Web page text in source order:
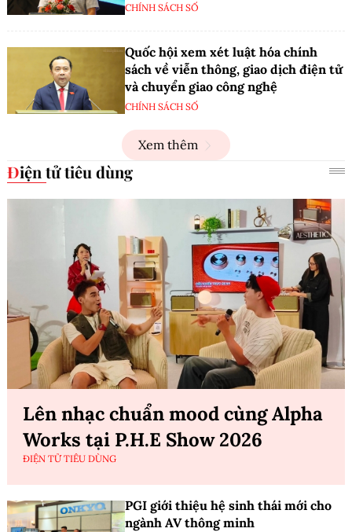
CHÍNH SÁCH SỐ
Quốc hội xem xét luật hóa chính
sách về viễn thông, giao dịch điện tử
và chuyển giao công nghệ
CHÍNH SÁCH SỐ
Xem thêm
Điện tử tiêu dùng
Lên nhạc chuẩn mood cùng Alpha
Works tại P.H.E Show 2026
ĐIỆN TỬ TIÊU DÙNG
PGI giới thiệu hệ sinh thái mới cho
ngành AV thông minh